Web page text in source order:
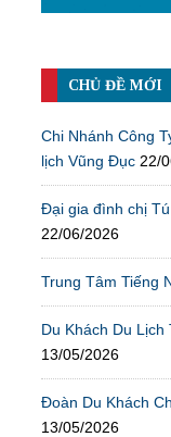
CHỦ ĐỀ MỚI
Chi Nhánh Công
lịch Vũng Đục 22/
Đại gia đình chị
22/06/2026
Trung Tâm Tiếng
Du Khách Du Lịch
13/05/2026
Đoàn Du Khách
13/05/2026